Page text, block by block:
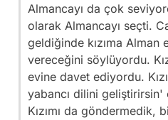
Almancayı da çok
olarak Almancayı seçti.
geldiğinde kızıma Alman
vereceğini söylüyordu.
evine davet ediyordu.
yabancı dilini
Kızımı da göndermedik,